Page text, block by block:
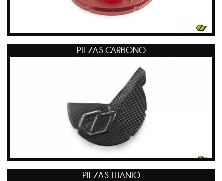
PIEZAS CARBONO
PIEZAS TITANIO